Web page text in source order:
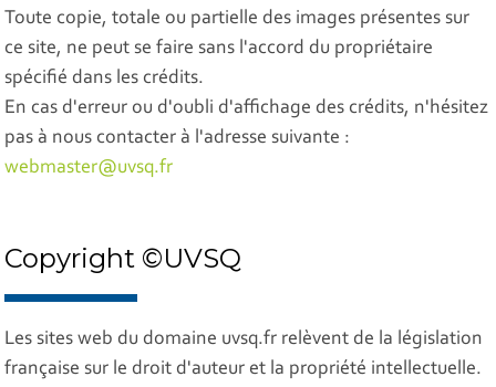
Toute copie, totale ou partielle des images présentes sur
ce site, ne peut se faire sans l'accord du propriétaire
spécifié dans les crédits.
En cas d'erreur ou d'oubli d'affichage des crédits, n'hésitez
pas à nous contacter à l'adresse suivante :
webmaster@uvsq.fr
Copyright ©UVSQ
Les sites web du domaine uvsq.fr relèvent de la législation
française sur le droit d'auteur et la propriété intellectuelle.